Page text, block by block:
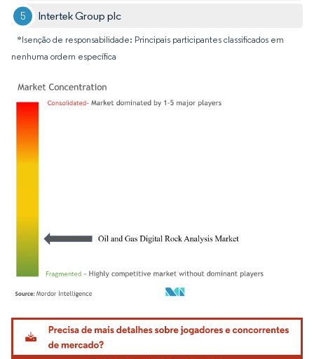
Intertek Group plc
*Isenção de responsabilidade: Principais participantes classificados em
nenhuma ordem específica
Imagem © Mordor Intelligence. O reuso requer atribuição conforme CC BY 4.0.